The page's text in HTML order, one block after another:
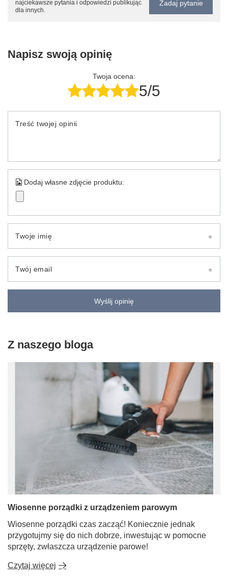
najciekawsze pytania i odpowiedzi publikując
dla innych.
Zadaj pytanie
Napisz swoją opinię
Twoja ocena:
5/5
Treść twojej opinii
Dodaj własne zdjęcie produktu:
Twoje imię
Twój email
Wyślij opinię
Z naszego bloga
Wiosenne porządki z urządzeniem parowym
Wiosenne porządki czas zacząć! Koniecznie jednak
przygotujmy się do nich dobrze, inwestując w pomocne
sprzęty, zwłaszcza urządzenie parowe!
Czytaj więcej